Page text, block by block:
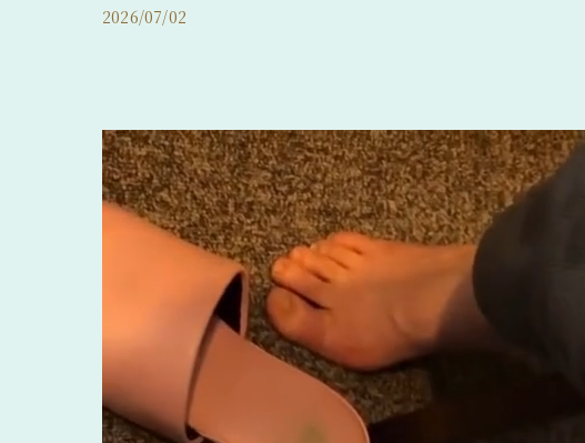
慢性休止期脱毛症
抜け毛について
前髪の後退
髪のボリュームの減少
分け目が薄い
髪の毛が細い
2026/07/02